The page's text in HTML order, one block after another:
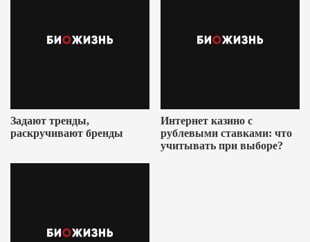
Задают тренды,
раскручивают бренды
Интернет казино с
рублевыми ставками: что
учитывать при выборе?